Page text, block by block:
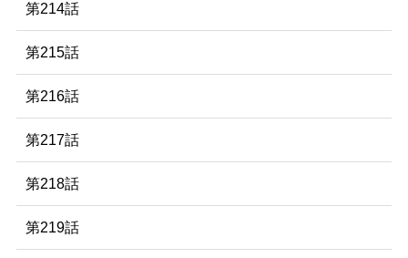
第214話
第215話
第216話
第217話
第218話
第219話